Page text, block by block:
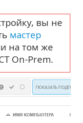
вы не
мастер
на том же
On-Prem.